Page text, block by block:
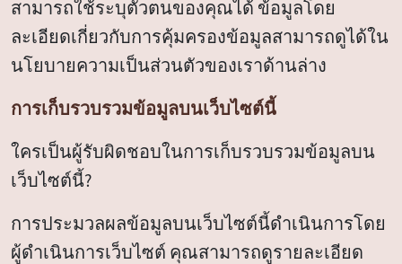
สามารถใช้ระบุตัวตนของคุณได้ ข้อมูลโดย
ละเอียดเกี่ยวกับการคุ้มครองข้อมูลสามารถดูได้ใน
นโยบายความเป็นส่วนตัวของเราด้านล่าง
การเก็บรวบรวมข้อมูลบนเว็บไซต์นี้
ใครเป็นผู้รับผิดชอบในการเก็บรวบรวมข้อมูลบน
เว็บไซต์นี้?
การประมวลผลข้อมูลบนเว็บไซต์นี้ดำเนินการโดย
ผู้ดำเนินการเว็บไซต์ คุณสามารถดูรายละเอียด